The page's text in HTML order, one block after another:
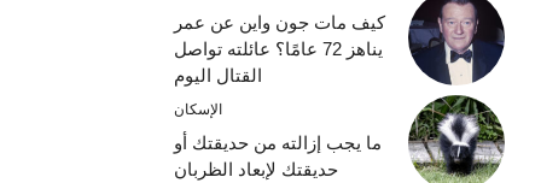
كيف مات جون واين عن عمر
يناهز 72 عامًا؟ عائلته تواصل
القتال اليوم
الإسكان
ما يجب إزالته من حديقتك أو
حديقتك لإبعاد الظربان